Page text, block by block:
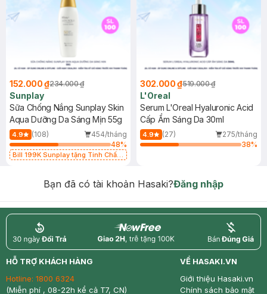
152.000 ₫234.000 ₫
Sunplay
Sữa Chống Nắng Sunplay Skin
Aqua Dưỡng Da Sáng Mịn 55g
4.9 (108)
454/tháng
48%
Bill 199K Sunplay tặng Tinh Chất
302.000 ₫519.000 ₫
L'Oreal
Serum L'Oreal Hyaluronic Acid
Cấp Ẩm Sáng Da 30ml
4.9 (27)
275/tháng
38%
Bạn đã có tài khoản Hasaki?Đăng nhập
return nowfree price
HỖ TRỢ KHÁCH HÀNG
Hotline: 1800 6324
(Miễn phí , 08-22h kể cả T7, CN)
VỀ HASAKI.VN
Giới thiệu Hasaki.vn
Chính sách bảo mật